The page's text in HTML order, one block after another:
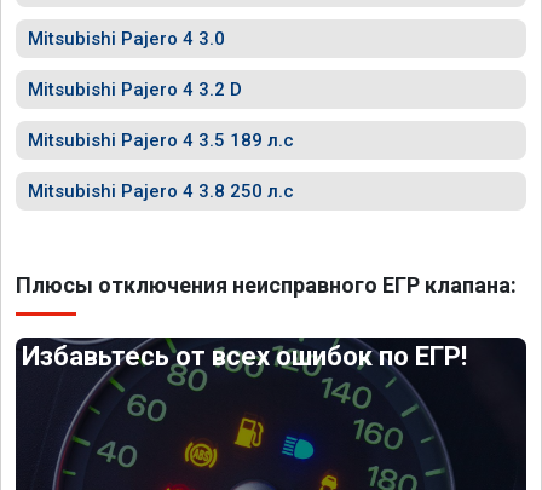
Mitsubishi Pajero 4 3.0
Mitsubishi Pajero 4 3.2 D
Mitsubishi Pajero 4 3.5 189 л.с
Mitsubishi Pajero 4 3.8 250 л.с
Плюсы отключения неисправного ЕГР клапана:
Избавьтесь от всех ошибок по ЕГР!